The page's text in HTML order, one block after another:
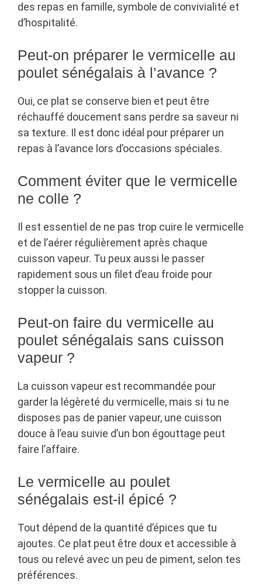
des repas en famille, symbole de convivialité et
d’hospitalité.
Peut-on préparer le vermicelle au
poulet sénégalais à l’avance ?
Oui, ce plat se conserve bien et peut être
réchauffé doucement sans perdre sa saveur ni
sa texture. Il est donc idéal pour préparer un
repas à l’avance lors d’occasions spéciales.
Comment éviter que le vermicelle
ne colle ?
Il est essentiel de ne pas trop cuire le vermicelle
et de l’aérer régulièrement après chaque
cuisson vapeur. Tu peux aussi le passer
rapidement sous un filet d’eau froide pour
stopper la cuisson.
Peut-on faire du vermicelle au
poulet sénégalais sans cuisson
vapeur ?
La cuisson vapeur est recommandée pour
garder la légèreté du vermicelle, mais si tu ne
disposes pas de panier vapeur, une cuisson
douce à l’eau suivie d’un bon égouttage peut
faire l’affaire.
Le vermicelle au poulet
sénégalais est-il épicé ?
Tout dépend de la quantité d’épices que tu
ajoutes. Ce plat peut être doux et accessible à
tous ou relevé avec un peu de piment, selon tes
préférences.